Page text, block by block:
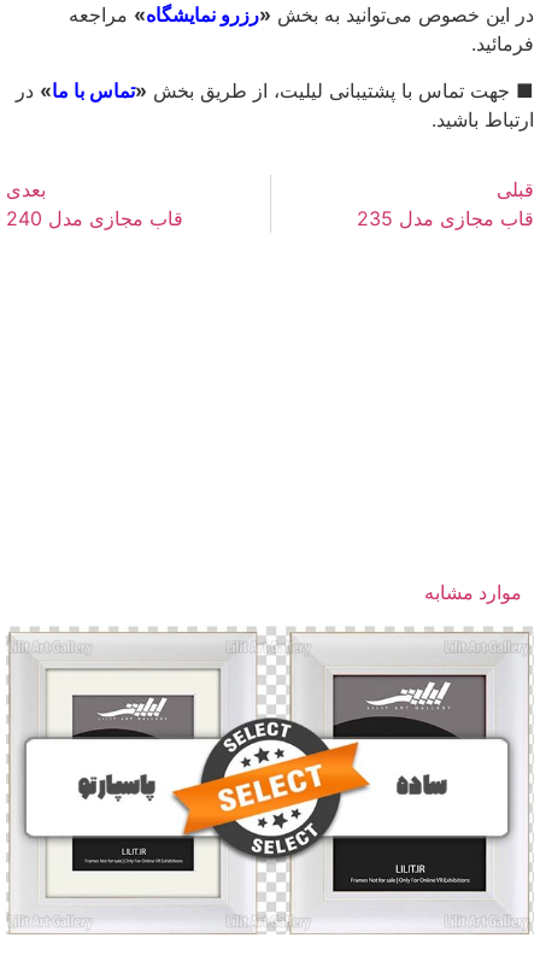
در این خصوص می‌توانید به بخش «رزرو نمایشگاه» مراجعه
فرمائید.
■ جهت تماس با پشتیبانی لیلیت، از طریق بخش «تماس با ما» در
ارتباط باشید.
قبلی
قاب مجازی مدل 235
بعدی
قاب مجازی مدل 240
موارد مشابه